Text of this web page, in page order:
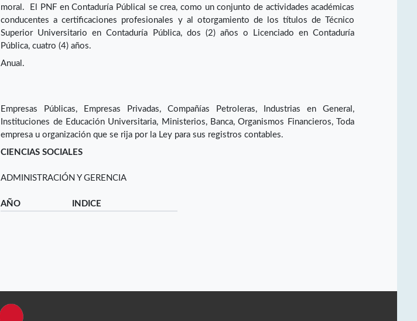
moral. El PNF en Contaduría Públical se crea, como un conjunto de actividades académicas
conducentes a certificaciones profesionales y al otorgamiento de los títulos de Técnico
Superior Universitario en Contaduría Pública, dos (2) años o Licenciado en Contaduría
Pública, cuatro (4) años.
Anual.
Empresas Públicas, Empresas Privadas, Compañías Petroleras, Industrias en General,
Instituciones de Educación Universitaria, Ministerios, Banca, Organismos Financieros, Toda
empresa u organización que se rija por la Ley para sus registros contables.
CIENCIAS SOCIALES
ADMINISTRACIÓN Y GERENCIA
AÑO INDICE